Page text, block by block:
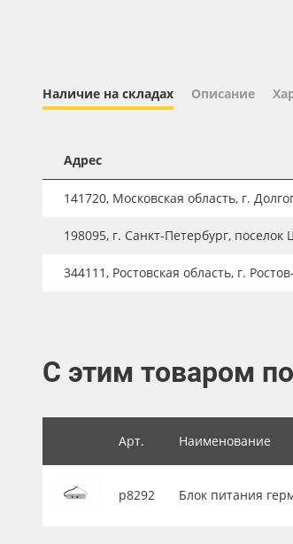
Новинки ассортимента
Плёнка монтажная Oratape
ПЭТ листовой
ПЭТ бэклит
Заготовки для сувениров
Наличие на складах Описание
Адрес
141720, Московская область, г.
198095, г. Санкт-Петербург,
344111, Ростовская область, г.
С этим товаром
Арт. Наименование
р8292 Блок питания